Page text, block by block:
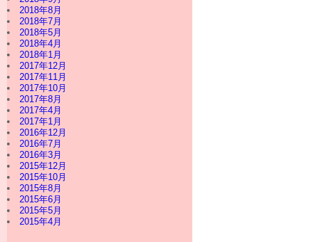
2018年8月
2018年7月
2018年5月
2018年4月
2018年1月
2017年12月
2017年11月
2017年10月
2017年8月
2017年4月
2017年1月
2016年12月
2016年7月
2016年3月
2015年12月
2015年10月
2015年8月
2015年6月
2015年5月
2015年4月